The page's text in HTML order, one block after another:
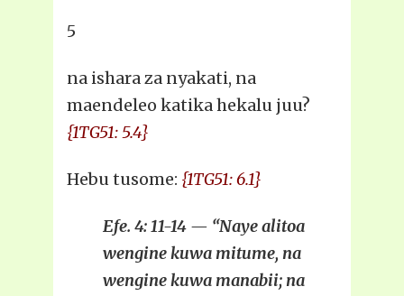
5
na ishara za nyakati, na
maendeleo katika hekalu juu?
{1TG51: 5.4}
Hebu tusome: {1TG51: 6.1}
Efe. 4: 11-14 — “Naye alitoa
wengine kuwa mitume, na
wengine kuwa manabii; na